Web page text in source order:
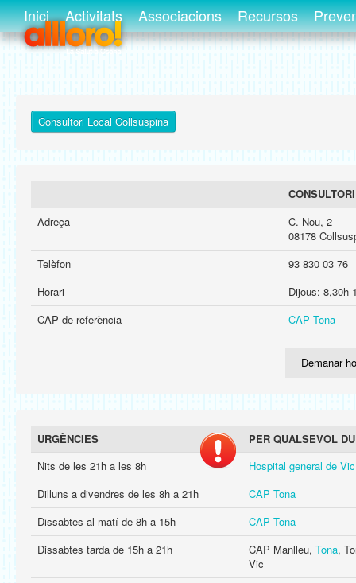
Inici Activitats Associacions Recursos
Consultori Local Collsuspina
Adreça
C. Nou, 2
08178
Telèfon
93 830 03 76
Horari
Dijous: 8,30h-
CAP de referència
CAP Tona
Demanar
URGÈNCIES
PER QUALSEVOL
Nits de les 21h a les 8h
Hospital general de Vic
Dilluns a divendres de les 8h a 21h
CAP Tona
Dissabtes al matí de 8h a 15h
CAP Tona
Dissabtes tarda de 15h a 21h
CAP Manlleu, Tona,
Vic